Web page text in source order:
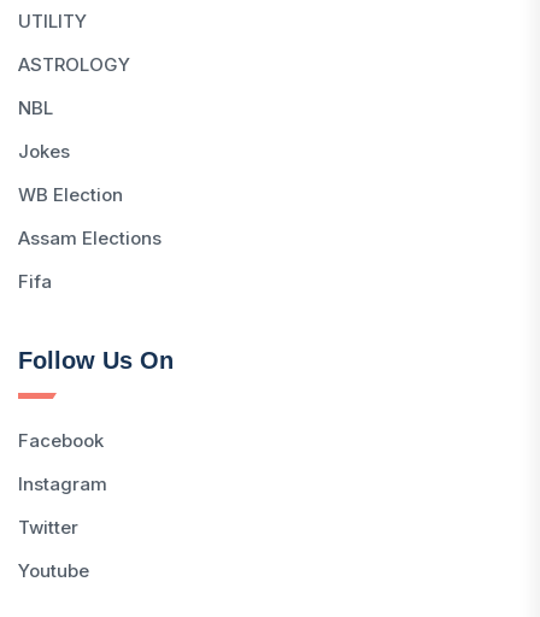
UTILITY
ASTROLOGY
NBL
Jokes
WB Election
Assam Elections
Fifa
Follow Us On
Facebook
Instagram
Twitter
Youtube